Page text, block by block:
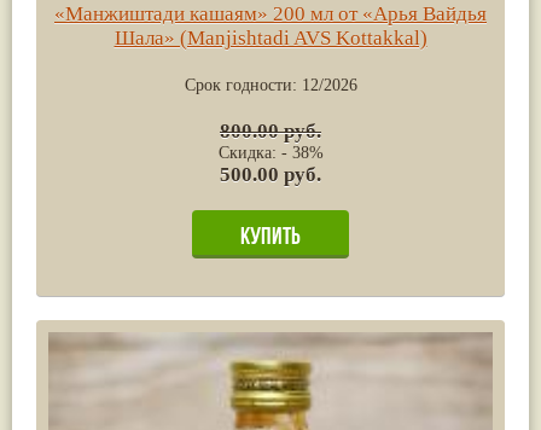
«Манжиштади кашаям» 200 мл от «Арья Вайдья
Шала» (Manjishtadi AVS Kottakkal)
Срок годности: 12/2026
800.00 руб.
Скидка: - 38%
500.00 руб.